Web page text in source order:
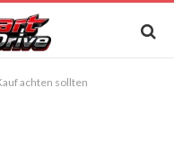
achten sollten